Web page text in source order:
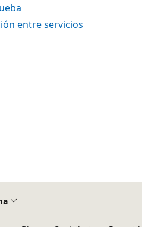
entre servicios